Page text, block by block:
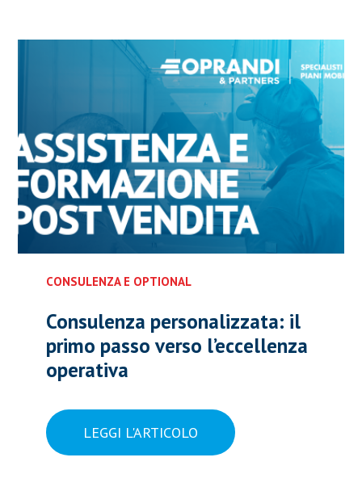
CONSULENZA E OPTIONAL
Consulenza personalizzata: il
primo passo verso l’eccellenza
operativa
LEGGI L'ARTICOLO